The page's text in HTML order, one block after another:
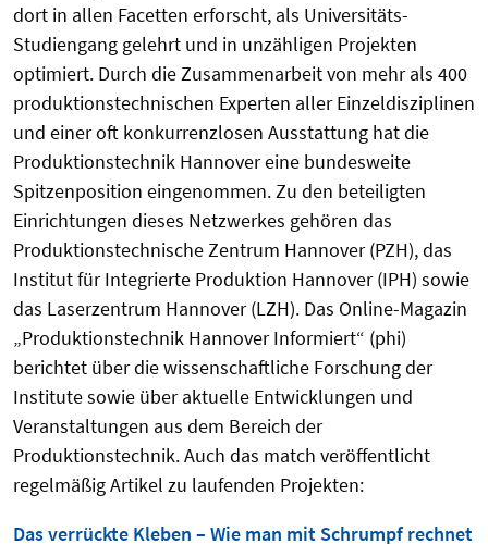
dort in allen Facetten erforscht, als Universitäts-
Studiengang gelehrt und in unzähligen Projekten
optimiert. Durch die Zusammenarbeit von mehr als 400
produktionstechnischen Experten aller Einzeldisziplinen
und einer oft konkurrenzlosen Ausstattung hat die
Produktionstechnik Hannover eine bundesweite
Spitzenposition eingenommen. Zu den beteiligten
Einrichtungen dieses Netzwerkes gehören das
Produktionstechnische Zentrum Hannover (PZH), das
Institut für Integrierte Produktion Hannover (IPH) sowie
das Laserzentrum Hannover (LZH). Das Online-Magazin
„Produktionstechnik Hannover Informiert“ (phi)
berichtet über die wissenschaftliche Forschung der
Institute sowie über aktuelle Entwicklungen und
Veranstaltungen aus dem Bereich der
Produktionstechnik. Auch das match veröffentlicht
regelmäßig Artikel zu laufenden Projekten:
Das verrückte Kleben – Wie man mit Schrumpf rechnet